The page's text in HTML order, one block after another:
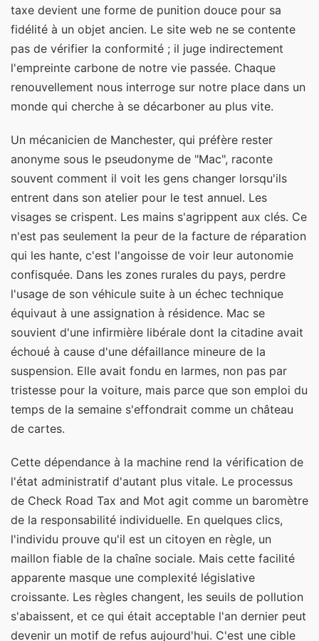
taxe devient une forme de punition douce pour sa
fidélité à un objet ancien. Le site web ne se contente
pas de vérifier la conformité ; il juge indirectement
l'empreinte carbone de notre vie passée. Chaque
renouvellement nous interroge sur notre place dans un
monde qui cherche à se décarboner au plus vite.
Un mécanicien de Manchester, qui préfère rester
anonyme sous le pseudonyme de "Mac", raconte
souvent comment il voit les gens changer lorsqu'ils
entrent dans son atelier pour le test annuel. Les
visages se crispent. Les mains s'agrippent aux clés. Ce
n'est pas seulement la peur de la facture de réparation
qui les hante, c'est l'angoisse de voir leur autonomie
confisquée. Dans les zones rurales du pays, perdre
l'usage de son véhicule suite à un échec technique
équivaut à une assignation à résidence. Mac se
souvient d'une infirmière libérale dont la citadine avait
échoué à cause d'une défaillance mineure de la
suspension. Elle avait fondu en larmes, non pas par
tristesse pour la voiture, mais parce que son emploi du
temps de la semaine s'effondrait comme un château
de cartes.
Cette dépendance à la machine rend la vérification de
l'état administratif d'autant plus vitale. Le processus
de Check Road Tax and Mot agit comme un baromètre
de la responsabilité individuelle. En quelques clics,
l'individu prouve qu'il est un citoyen en règle, un
maillon fiable de la chaîne sociale. Mais cette facilité
apparente masque une complexité législative
croissante. Les règles changent, les seuils de pollution
s'abaissent, et ce qui était acceptable l'an dernier peut
devenir un motif de refus aujourd'hui. C'est une cible